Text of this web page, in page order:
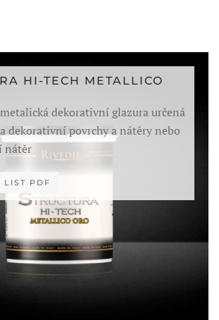
HI-TECH METALLICO
dekorativní glazura určená
dekorativní povrchy a nátěry nebo
nátěr
LIST PDF